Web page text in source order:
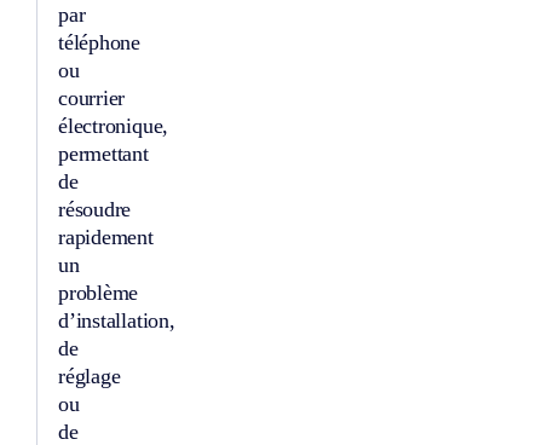
par
téléphone
ou
courrier
électronique,
permettant
de
résoudre
rapidement
un
problème
d’installation,
de
réglage
ou
de